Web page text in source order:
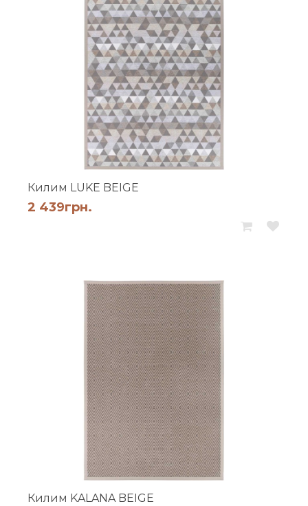
Килим LUKE BEIGE
2 439грн.
Килим KALANA BEIGE